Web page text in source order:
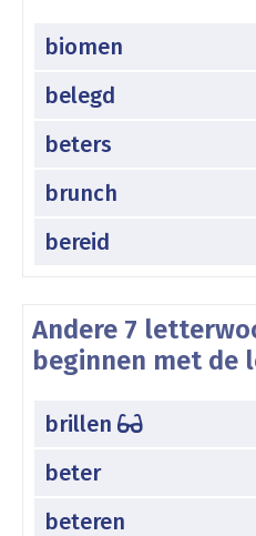
biomen
belegd
beters
brunch
bereid
Andere 7
beginnen met de
brillen
beter
beteren